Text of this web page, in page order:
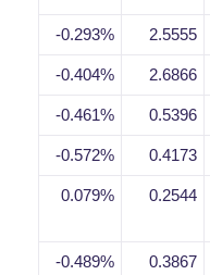
2.5555
0.293%-
2.6866
0.404%-
0.5396
0.461%-
0.4173
0.572%-
0.2544
0.079%
0.3867
0.489%-